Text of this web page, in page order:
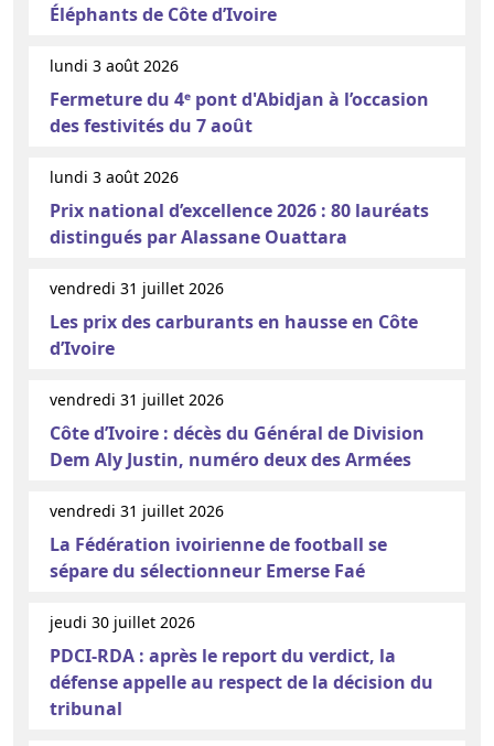
Éléphants de Côte d’Ivoire
lundi 3 août 2026
Fermeture du 4ᵉ pont d'Abidjan à l’occasion
des festivités du 7 août
lundi 3 août 2026
Prix national d’excellence 2026 : 80 lauréats
distingués par Alassane Ouattara
vendredi 31 juillet 2026
Les prix des carburants en hausse en Côte
d’Ivoire
vendredi 31 juillet 2026
Côte d’Ivoire : décès du Général de Division
Dem Aly Justin, numéro deux des Armées
vendredi 31 juillet 2026
La Fédération ivoirienne de football se
sépare du sélectionneur Emerse Faé
jeudi 30 juillet 2026
PDCI-RDA : après le report du verdict, la
défense appelle au respect de la décision du
tribunal